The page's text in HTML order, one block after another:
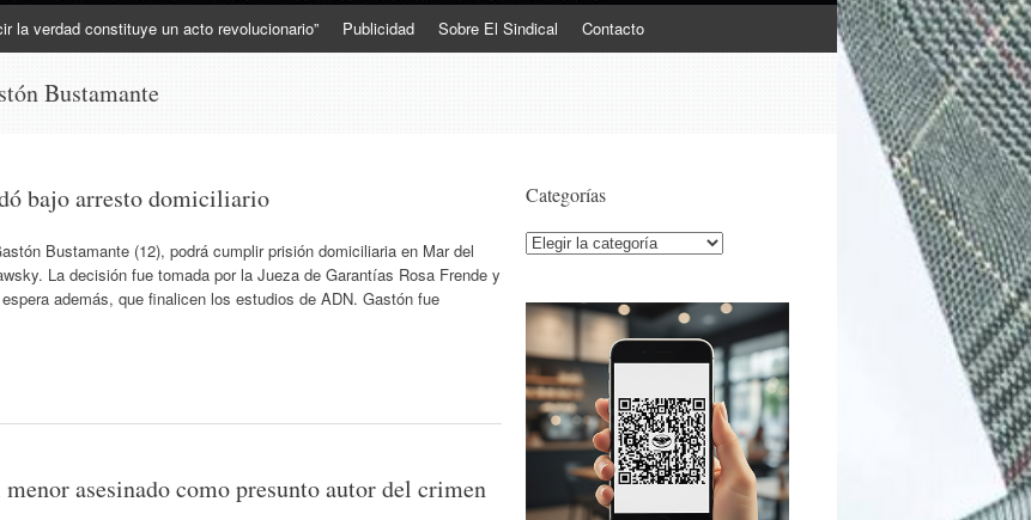
la verdad constituye un acto revolucionario” Publicidad Sobre El Sindical Contacto
Bustamante
bajo arresto domiciliario
Bustamante (12), podrá cumplir prisión domiciliaria en Mar del
La decisión fue tomada por la Jueza de Garantías Rosa Frende y
además, que finalicen los estudios de ADN. Gastón fue
asesinado como presunto autor del crimen
Categorías
Categorías